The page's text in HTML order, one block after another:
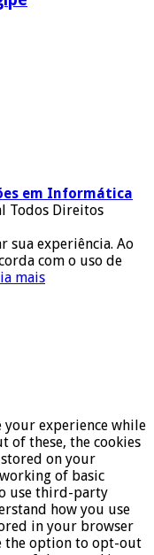
em Informática
Todos Direitos
sua experiência. Ao
com o uso de
mais
your experience while
of these, the cookies
stored on your
of basic
use third-party
how you use
in your browser
the option to opt-out